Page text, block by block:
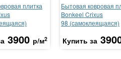
плитка
3900 р/м2
Бытовая ковровая
Bonkeel Crixus
98 (cамоклеящаяся)
Купить за